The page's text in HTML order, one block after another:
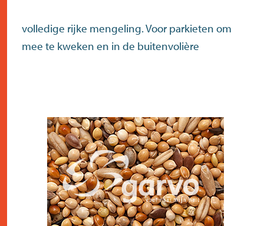
volledige rijke mengeling. Voor parkieten om
mee te kweken en in de buitenvolière